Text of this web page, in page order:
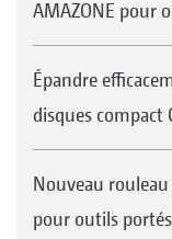
AMAZONE pour
Épandre
disques compact
Nouveau rouleau
pour outils portés